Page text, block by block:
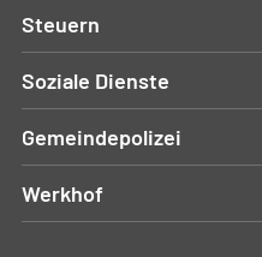
Steuern
Soziale Dienste
Gemeindepolizei
Werkhof